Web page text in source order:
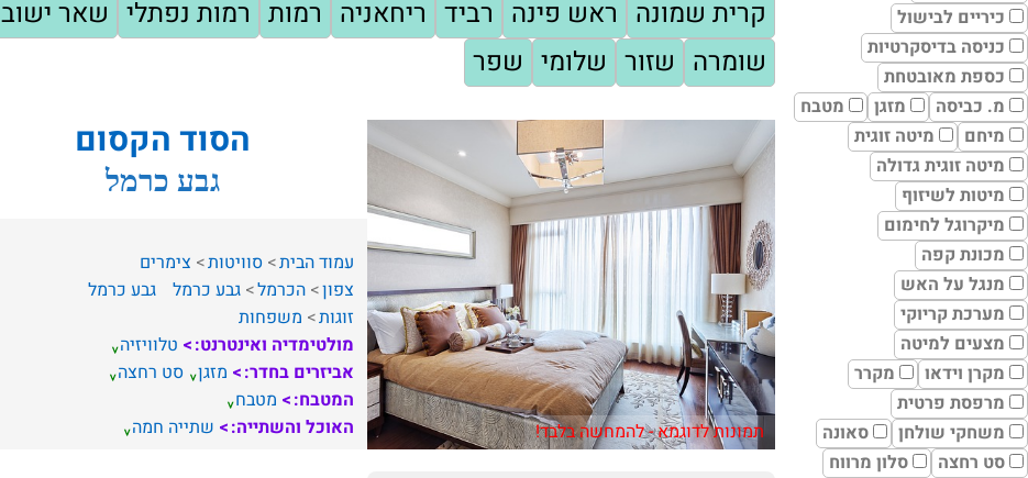
כיריים לבישול
כניסה בדיסקרטיות
כספת מאובטחת
מ. כביסה
מזגן
מטבח
מיחם
מיטה זוגית
מיטה זוגית גדולה
מיטות לשיזוף
מיקרוגל לחימום
מכונת קפה
מנגל על האש
מערכת קריוקי
מצעים למיטה
מקרן וידאו
מקרר
מרפסת פרטית
משחקי שולחן
סאונה
סט רחצה
סלון מרווח
קרית שמונה ראש פינה רביד ריחאניה רמות רמות נפתלי שאר ישוב
שומרה שזור שלומי שפר
תמונות לדוגמא - להמחשה בלבד!
הסוד הקסום
גבע כרמל
עמוד הבית סוויטות
צימרים
צפון
הכרמל גבע כרמל
גבע כרמל
זוגות
משפחות
מולטימדיה ואינטרנט:
טלוויזיה
אביזרים בחדר:
מזגן סט רחצה
המטבח:
מטבח
האוכל והשתייה:
שתייה חמה